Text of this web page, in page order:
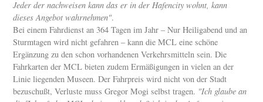
Jeder der nachweisen kann das er in der Hafencity wohnt, kann
dieses Angebot wahrnehmen".
Bei einem Fahrdienst an 364 Tagen im Jahr – Nur Heiligabend und an
Sturmtagen wird nicht gefahren – kann die MCL eine schöne
Ergänzung zu den schon vorhandenen Verkehrsmitteln sein. Die
Fahrkarten der MCL bieten zudem Ermäßigungen in vielen an der
Linie liegenden Museen. Der Fahrpreis wird nicht von der Stadt
bezuschußt, Verluste muss Gregor Mogi selbst tragen. "Ich glaube an